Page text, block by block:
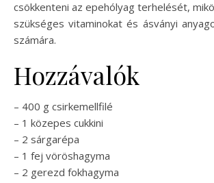
csökkenteni az epehólyag terhelését,
szükséges vitaminokat és ásványi
számára.
Hozzávalók
– 400 g csirkemellfilé
– 1 közepes cukkini
– 2 sárgarépa
– 1 fej vöröshagyma
– 2 gerezd fokhagyma